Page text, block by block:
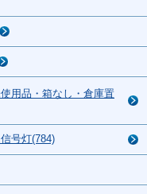
用品・箱なし・倉庫置
号灯(784)